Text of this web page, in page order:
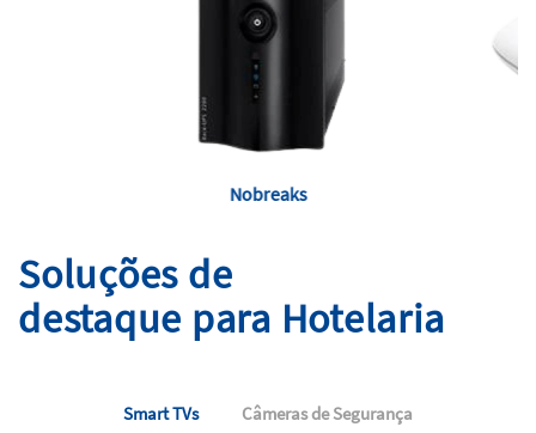
Access Points
Soluções de
destaque para Hotelaria
Smart TVs Câmeras de Segurança